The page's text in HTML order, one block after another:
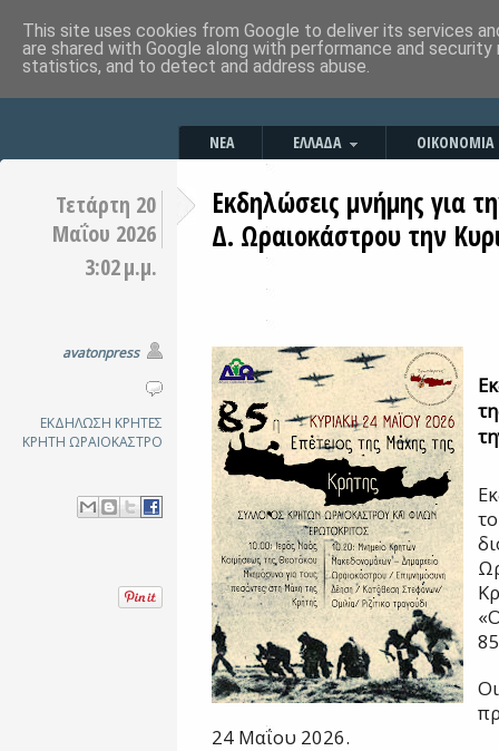
ΝΕΑ ΕΛΛΑΔΑ ΟΙΚΟΝΟΜΙΑ
Τετάρτη 20
Μαΐου 2026
3:02 μ.μ.
avatonpress
ΕΚΔΗΛΩΣΗ ΚΡΗΤΕΣ
ΚΡΗΤΗ ΩΡΑΙΟΚΑΣΤΡΟ
Εκδηλώσεις μνήμης για
Δ. Ωραιοκάστρου την
24 Μαΐου 2026.
This site uses cookies from Google to deliver its services
are shared with Google along with performance and
statistics, and to detect and address abuse.